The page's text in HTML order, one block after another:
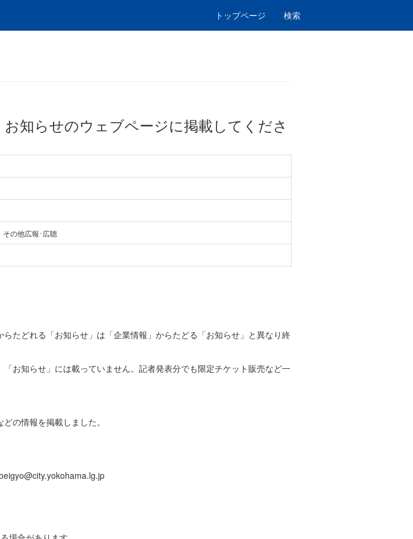
トップページ 検索
知らせのウェブページに掲載してくださ
その他広報･広聴
たどれる「お知らせ」は「企業情報」からたどる「お知らせ」と異なり終
お知らせ」には載っていません。記者発表分でも限定チケット販売など一
の情報を掲載しました。